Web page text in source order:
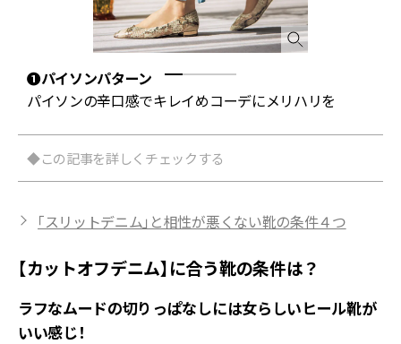
❶パイソンパターン
パイソンの辛口感でキレイめコーデにメリハリを
◆この記事を詳しくチェックする
「スリットデニム」と相性が悪くない靴の条件４つ
【カットオフデニム】に合う靴の条件は？
ラフなムードの切りっぱなしには女らしいヒール靴が
いい感じ！